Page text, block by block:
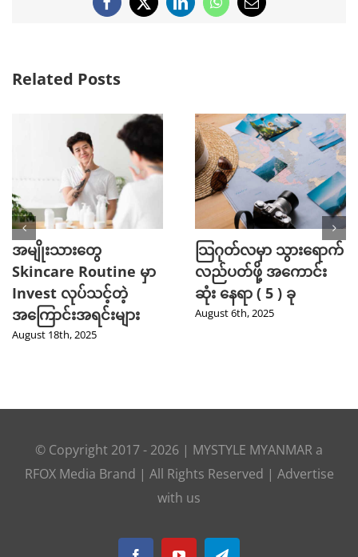
Facebook
X LinkedInWhatsApp
Email
Related Posts
အမျိုးသားတွေ
Skincare Routine မှာ
Invest လုပ်သင့်တဲ့
အကြောင်းအရင်းများ
August 18th, 2025
သြဂုတ်လမှာ သွားရောက်
လည်ပတ်ဖို့ အကောင်း
ဆုံး နေရာ ( 5 ) ခု
August 6th, 2025
© Copyright 2017 - 2026 | MYSTYLE MYANMAR a
RFOX Media Brand | All Rights Reserved | Advertise
with us